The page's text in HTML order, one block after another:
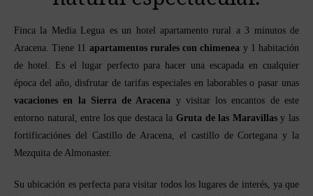
Finca la Media Legua es un hotel apartamento rural a 3 minutos de
Aracena. Tiene 11 apartamentos rurales con chimenea y 1 habitación
de hotel. Es el lugar perfecto para hacer una escapada en cualquier
época del año, disfrutar de tarifas especiales en laborables o pasar unas
vacaciones en la Sierra de Aracena y visitar los encantos de este
entorno natural, entre los que destaca la Gruta de las Maravillasy las
fortificaciónes del Castillo de Aracena, el castillo de Cortegana y la
Mezquita de Almonaster.
Su ubicación es perfecta para visitar todos los lugares de interés, ya que